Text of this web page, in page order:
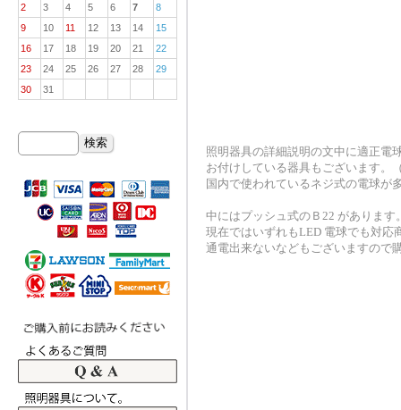
2
3 4 5 6 7
8
9
10 11 12 13 14
15
16
17 18 19 20 21
22
23
24 25 26 27 28
29
30
31
照明器具の詳細説明の文中に適正電
お付けしている器具もございます。
国内で使われているネジ式の電球が
中にはプッシュ式のＢ22 がありま
現在ではいずれもLED 電球でも対
通電出来ないなどもございますので